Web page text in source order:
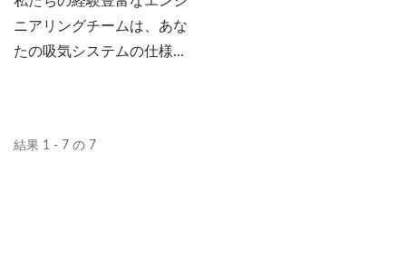
ニアリングチームは、あな
たの吸気システムの仕様に
結果 1 - 7 の 7